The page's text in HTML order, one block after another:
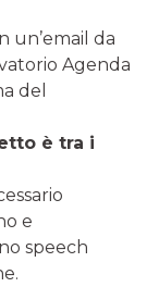
un’email da
Agenda
del
è tra i
e
speech